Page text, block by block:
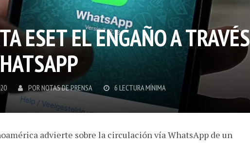
ESET EL ENGAÑO A TRAVÉS
PORNOTAS DE PRENSA 6 LECTURA MÍNIMA
advierte sobre la circulación vía WhatsApp de un